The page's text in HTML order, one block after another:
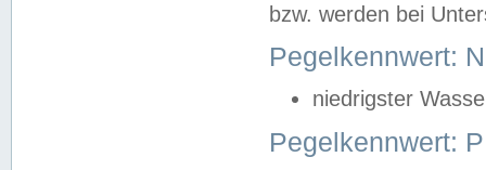
bzw. werden bei
Pegelkennwert:
niedrigster
Pegelkennwert: